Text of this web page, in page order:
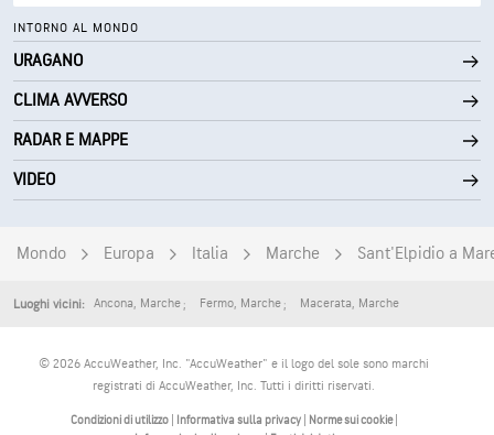
INTORNO AL MONDO
URAGANO
CLIMA AVVERSO
RADAR E MAPPE
VIDEO
Mondo Europa Italia Marche Sant'Elpidio a
Luoghi vicini: Ancona, Marche Fermo, Marche Macerata, Marche
© 2026 AccuWeather, Inc. "AccuWeather" e il logo del sole sono marchi
registrati di AccuWeather, Inc. Tutti i diritti riservati.
Condizioni di utilizzo Informativa sulla privacy Norme sui cookie